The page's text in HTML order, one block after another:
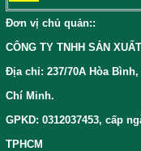
Đơn vị chủ quản::
CÔNG TY TNHH SẢN
Địa chỉ: 237/70A Hòa
Chí Minh.
GPKD: 0312037453, cấp
TPHCM